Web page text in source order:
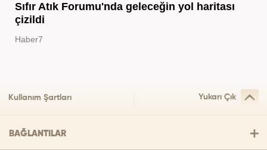
Sıfır Atık Forumu'nda geleceğin yol haritası
çizildi
Haber7
Kullanım Şartları Yukarı Çık
BAĞLANTILAR